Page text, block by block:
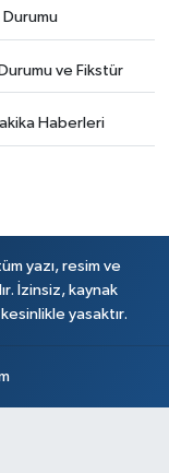
Durumu
ve Fikstür
Haberleri
yazı, resim ve
İzinsiz, kaynak
yasaktır.